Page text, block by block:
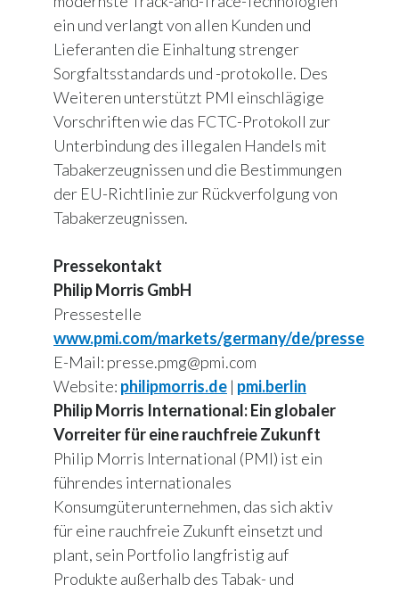
ein und verlangt von allen Kunden und
Lieferanten die Einhaltung strenger
Sorgfaltsstandards und -protokolle. Des
Weiteren unterstützt PMI einschlägige
Vorschriften wie das FCTC-Protokoll zur
Unterbindung des illegalen Handels mit
Tabakerzeugnissen und die Bestimmungen
der EU-Richtlinie zur Rückverfolgung von
Tabakerzeugnissen.
Pressekontakt
Philip Morris GmbH
Pressestelle
www.pmi.com/markets/germany/de/presse
E-Mail: presse.pmg@pmi.com
Website: philipmorris.de | pmi.berlin
Philip Morris International: Ein globaler
Vorreiter für eine rauchfreie Zukunft
Philip Morris International (PMI) ist ein
führendes internationales
Konsumgüterunternehmen, das sich aktiv
für eine rauchfreie Zukunft einsetzt und
plant, sein Portfolio langfristig auf
Produkte außerhalb des Tabak- und